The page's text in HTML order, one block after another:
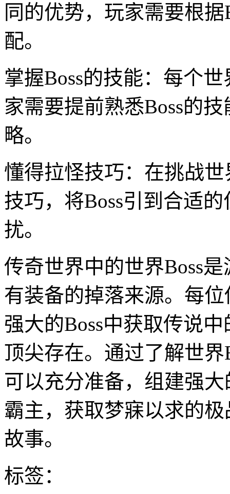
同的优势，玩家需要根
配。
掌握Boss的技能：每个
家需要提前熟悉Boss的
略。
懂得拉怪技巧：在挑战
技巧，将Boss引到合适
扰。
传奇世界中的世界Boss
有装备的掉落来源。每
强大的Boss中获取传说
顶尖存在。通过了解世
可以充分准备，组建强
霸主，获取梦寐以求的
故事。
标签：